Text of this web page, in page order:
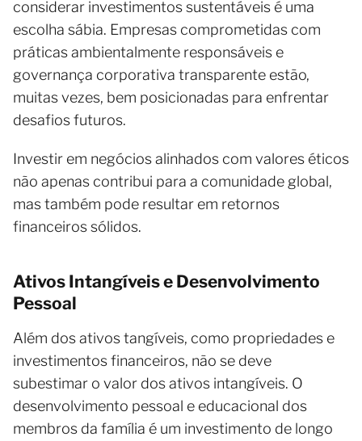
considerar investimentos sustentáveis é uma
escolha sábia. Empresas comprometidas com
práticas ambientalmente responsáveis e
governança corporativa transparente estão,
muitas vezes, bem posicionadas para enfrentar
desafios futuros.
Investir em negócios alinhados com valores éticos
não apenas contribui para a comunidade global,
mas também pode resultar em retornos
financeiros sólidos.
Ativos Intangíveis e Desenvolvimento
Pessoal
Além dos ativos tangíveis, como propriedades e
investimentos financeiros, não se deve
subestimar o valor dos ativos intangíveis. O
desenvolvimento pessoal e educacional dos
membros da família é um investimento de longo